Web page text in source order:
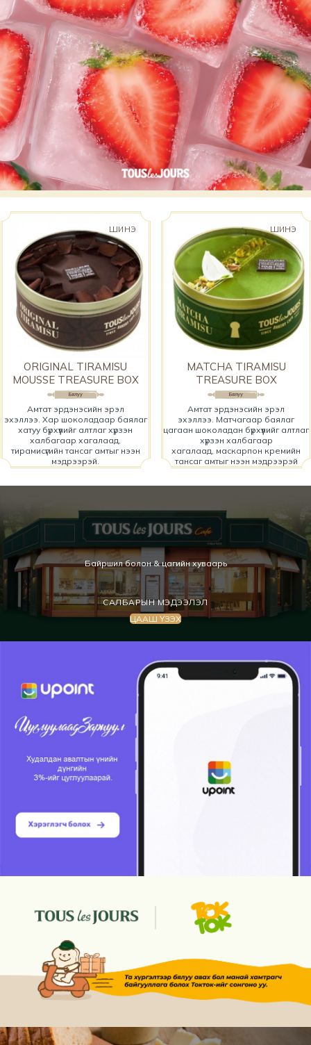
ШИНЭ
ORIGINAL TIRAMISU
MOUSSE TREASURE BOX
Амтат эрдэнэсийн эрэл
эхэллээ. Хар шоколадаар баялаг
хатуу бүрхүүлийг алтлаг хүрзэн
халбагаар хагалаад,
тирамисүгийн тансаг амтыг нээн
мэдрээрэй.​
ШИНЭ
MATCHA TIRAMISU
TREASURE BOX
Амтат эрдэнэсийн эрэл
эхэллээ. Матчагаар баялаг
цагаан шоколадан бүрхүүлийг алтлаг
хүрзэн халбагаар
хагалаад, маскарпон кремийн
тансаг амтыг нээн мэдрээрэй
САЛБАРЫН МЭДЭЭЛЭЛ
Байршил болон & цагийн хуваарь